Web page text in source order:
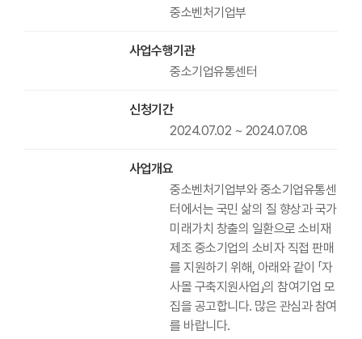
중소벤처기업부
사업수행기관
중소기업유통센터
신청기간
2024.07.02 ~ 2024.07.08
사업개요
중소벤처기업부와 중소기업유통센
터에서는 국민 삶의 질 향상과 국가
미래가치 창출의 일환으로 소비재
제조 중소기업의 소비자 직접 판매
를 지원하기 위해, 아래와 같이 「자
사몰 구축지원사업」의 참여기업 모
집을 공고합니다. 많은 관심과 참여
를 바랍니다.